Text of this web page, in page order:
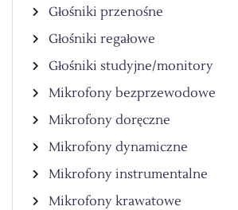
Głośniki przenośne
Głośniki regałowe
Głośniki studyjne/monitory
Mikrofony bezprzewodowe
Mikrofony doręczne
Mikrofony dynamiczne
Mikrofony instrumentalne
Mikrofony krawatowe